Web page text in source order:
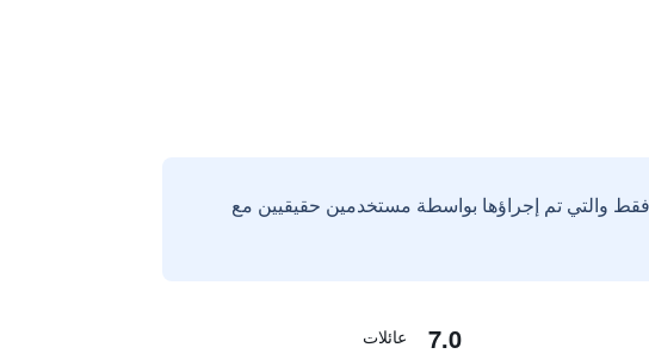
والتي تم إجراؤها بواسطة مستخدمين حقيقيين مع
7.0 عائلات